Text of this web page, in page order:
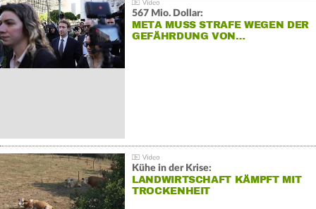
567 Mio. Dollar:
META MUSS STRAFE WEGEN DER
GEFÄHRDUNG VON…
Kühe in der Krise:
LANDWIRTSCHAFT KÄMPFT MIT
TROCKENHEIT